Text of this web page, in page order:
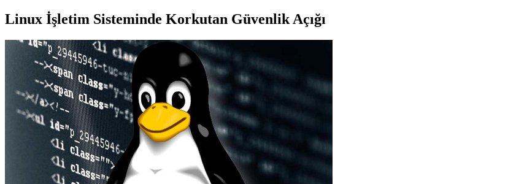
Linux İşletim Sisteminde Korkutan Güvenlik Açığı